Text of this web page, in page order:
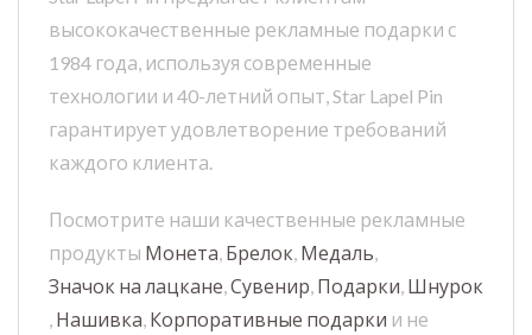
высококачественные рекламные подарки с
1984 года, используя современные
технологии и 40-летний опыт, Star Lapel Pin
гарантирует удовлетворение требований
каждого клиента.
Посмотрите наши качественные рекламные
продукты Монета, Брелок, Медаль,
Значок на лацкане,Сувенир, Подарки, Шнурок
, Нашивка, Корпоративные подарки и не